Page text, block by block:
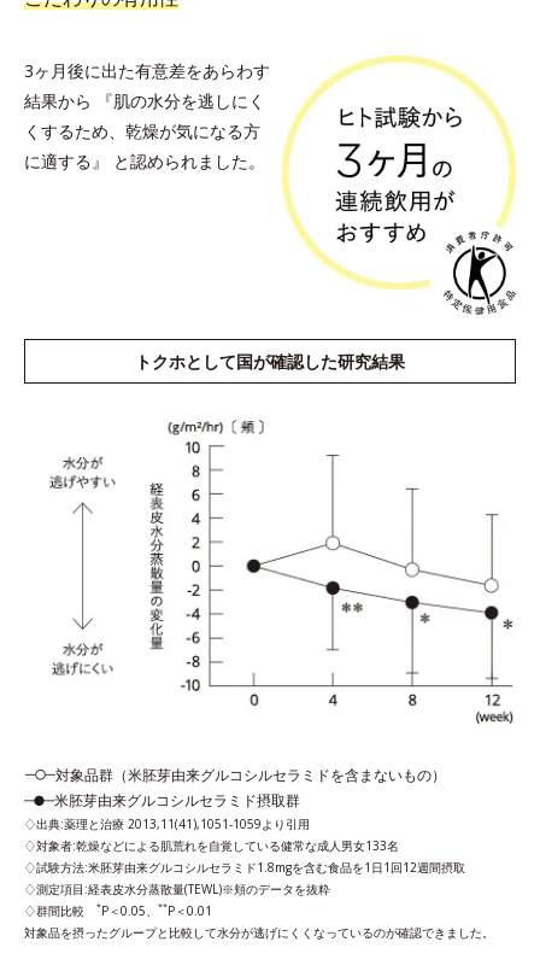
3ヶ月後に出た有意差をあらわす
結果から
『肌の水分を逃しにく
くするため、乾燥が気になる方
に適する』
と認められました。
トクホとして国が確認した研究結果
対象品群（米胚芽由来グルコシルセラミドを含まないもの）
米胚芽由来グルコシルセラミド摂取群
出典:薬理と治療 2013,11(41),1051-1059より引用
対象者:乾燥などによる肌荒れを自覚している健常な成人男女133名
試験方法:米胚芽由来グルコシルセラミド1.8mgを含む食品を1日1回12週間摂取
測定項目:経表皮水分蒸散量(TEWL)※頬のデータを抜粋
群間比較
*P＜0.05、 **P＜0.01
対象品を摂ったグループと比較して水分が逃げにくくなっているのが確認できました。